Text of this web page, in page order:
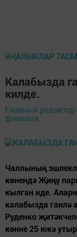
ЯҢАЛЫКЛАР
Калабызда
килде.
Главный редактор
филиала,
Чаллының
көнендә Җиңү
кылган иде.
калабызда гаилә
Руденко
көнне 25 юкә